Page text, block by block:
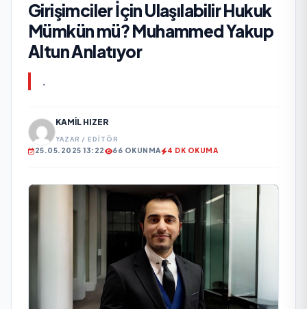
Girişimciler İçin Ulaşılabilir Hukuk
Mümkün mü? Muhammed Yakup
Altun Anlatıyor
.
KAMIL HIZER
YAZAR / EDITÖR
25.05.2025 13:22 66 OKUNMA 4 DK OKUMA